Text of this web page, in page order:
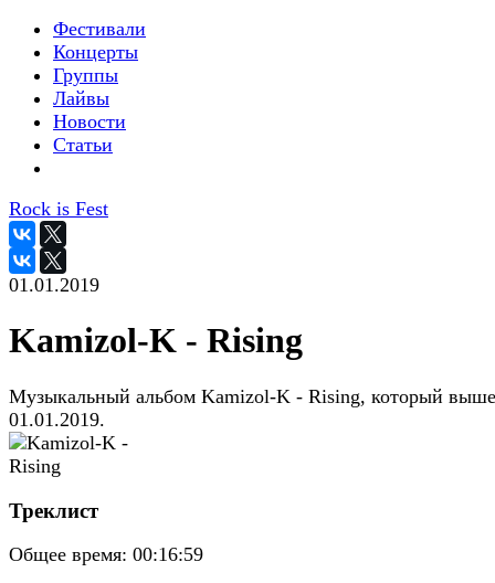
Фестивали
Концерты
Группы
Лайвы
Новости
Статьи
Rock is Fest
01.01.2019
Kamizol-K - Rising
Музыкальный альбом Kamizol-K - Rising, который
01.01.2019.
Треклист
Общее время: 00:16:59